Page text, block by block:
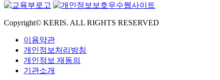
Copyright© KERIS. ALL RIGHTS RESERVED
이용약관
개인정보처리방침
개인정보 재동의
기관소개